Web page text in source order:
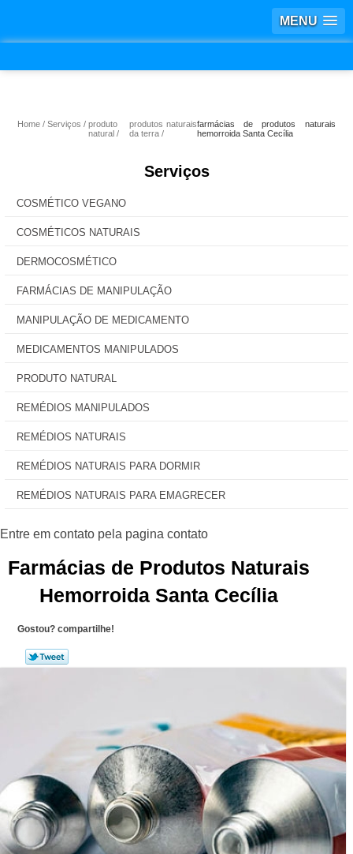
MENU
Home Serviços
produto
natural
produtos naturais
da terra
farmácias de produtos naturais
hemorroida Santa Cecília
Serviços
COSMÉTICO VEGANO
COSMÉTICOS NATURAIS
DERMOCOSMÉTICO
FARMÁCIAS DE MANIPULAÇÃO
MANIPULAÇÃO DE MEDICAMENTO
MEDICAMENTOS MANIPULADOS
PRODUTO NATURAL
REMÉDIOS MANIPULADOS
REMÉDIOS NATURAIS
REMÉDIOS NATURAIS PARA DORMIR
REMÉDIOS NATURAIS PARA EMAGRECER
Farmácias de Produtos Naturais
Hemorroida Santa Cecília
Gostou? compartilhe!